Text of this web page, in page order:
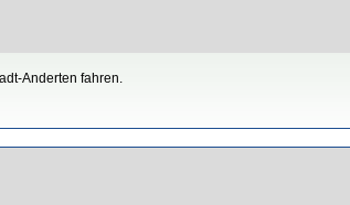
Anderten fahren.